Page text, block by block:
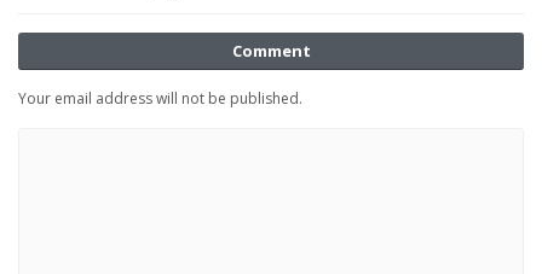
Comment
Your email address will not be published.